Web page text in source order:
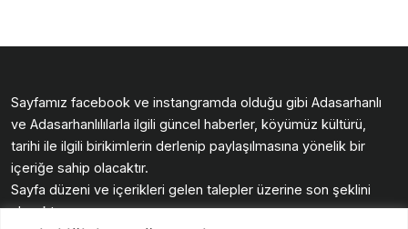
Sayfamız facebook ve instangramda olduğu gibi Adasarhanlı
ve Adasarhanlılılarla ilgili güncel haberler, köyümüz kültürü,
tarihi ile ilgili birikimlerin derlenip paylaşılmasına yönelik bir
içeriğe sahip olacaktır.
Sayfa düzeni ve içerikleri gelen talepler üzerine son şeklini
alacaktır.